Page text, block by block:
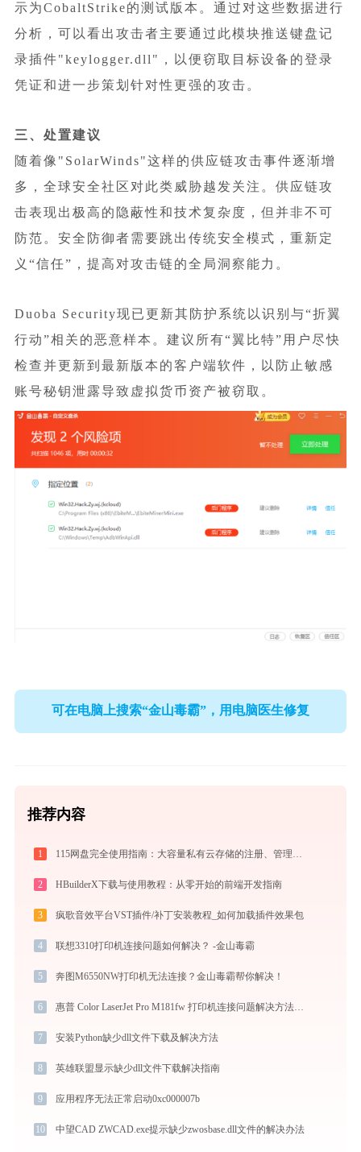
示为CobaltStrike的测试版本。通过对这些数据进行
分析，可以看出攻击者主要通过此模块推送键盘记
录插件"keylogger.dll"，以便窃取目标设备的登录
凭证和进一步策划针对性更强的攻击。
三、处置建议
随着像"SolarWinds"这样的供应链攻击事件逐渐增
多，全球安全社区对此类威胁越发关注。供应链攻
击表现出极高的隐蔽性和技术复杂度，但并非不可
防范。安全防御者需要跳出传统安全模式，重新定
义“信任”，提高对攻击链的全局洞察能力。
Duoba Security现已更新其防护系统以识别与“折翼
行动”相关的恶意样本。建议所有“翼比特”用户尽快
检查并更新到最新版本的客户端软件，以防止敏感
账号秘钥泄露导致虚拟货币资产被窃取。
可在电脑上搜索“金山毒霸”，用电脑医生修复
推荐内容
1
2 HBuilderX下载与使用教程：从零开始的前端开发指南
3 疯歌音效平台VST插件/补丁安装教程_如何加载插件效果包
4 联想3310打印机连接问题如何解决？ -金山毒霸
5 奔图M6550NW打印机无法连接？金山毒霸帮你解决！
6 惠普 Color LaserJet Pro M181fw 打印机连接问题解决方法 -金山毒霸
7 安装Python缺少dll文件下载及解决方法
8 英雄联盟显示缺少dll文件下载解决指南
9 应用程序无法正常启动0xc000007b
10 中望CAD ZWCAD.exe提示缺少zwosbase.dll文件的解决办法